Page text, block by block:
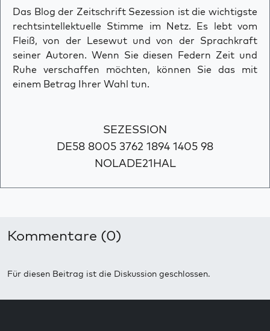
Das Blog der Zeitschrift Sezession ist die wichtigste
rechtsintellektuelle Stimme im Netz. Es lebt vom
Fleiß, von der Lesewut und von der Sprachkraft
seiner Autoren. Wenn Sie diesen Federn Zeit und
Ruhe verschaffen möchten, können Sie das mit
einem Betrag Ihrer Wahl tun.
SEZESSION
DE58 8005 3762 1894 1405 98
NOLADE21HAL
Kommentare (0)
Für diesen Beitrag ist die Diskussion geschlossen.